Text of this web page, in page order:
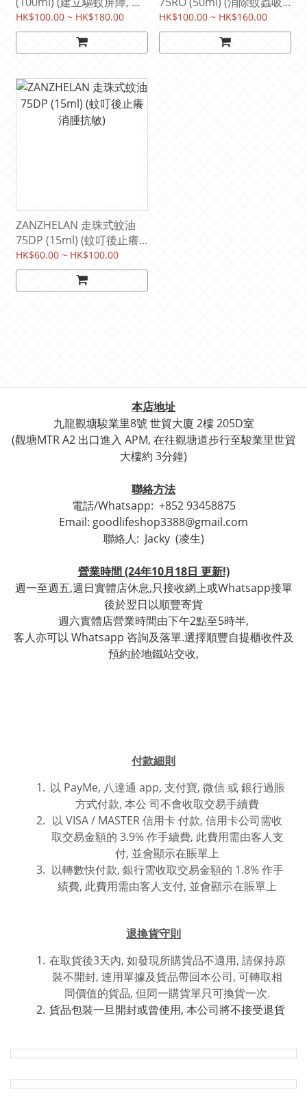
潤保濕)
HK$100.00 ~ HK$180.00
血意欲, 滋潤保濕)
HK$100.00 ~ HK$160.00
ZANZHELAN 走珠式蚊油
75DP (15ml) (蚊叮後止癢
消腫抗敏)
HK$60.00 ~ HK$100.00
本店地址
九龍觀塘駿業里8號 世貿大廈 2樓 205D室
(觀塘MTR A2 出口進入 APM, 在往觀塘道步行至駿業里世貿
大樓約 3分鐘)
聯絡方法
電話/Whatsapp: +852 93458875
Email: goodlifeshop3388@gmail.com
聯絡人: Jacky (凌生)
營業時間 (24年10月18日 更新!)
週一至週五,週日實體店休息,只接收網上或Whatsapp接單
後於翌日以順豐寄貨
週六實體店營業時間由下午2點至5時半,
客人亦可以 Whatsapp 咨詢及落單.選擇順豐自提櫃收件及
預約於地鐵站交收,
付款細則
以 PayMe, 八達通 app, 支付寶, 微信 或銀行過賬
方式付款, 本公 司不會收取交易手續費
以 VISA / MASTER 信用卡 付款, 信用卡公司需收
取交易金額的 3.9% 作手續費, 此費用需由客人支
付, 並會顯示在賬單上
以轉數快付款, 銀行需收取交易金額的 1.8% 作手
績費, 此費用需由客人支付, 並會顯示在賬單上
退換貨守則
在取貨後3天內, 如發現所購貨品不適用, 請保持原
裝不開封, 連用單據及貨品帶回本公司, 可轉取相
同價值的貨品, 但同一購貨單只可換貨一次.
貨品包裝一旦開封或曾使用, 本公司將不接受退貨